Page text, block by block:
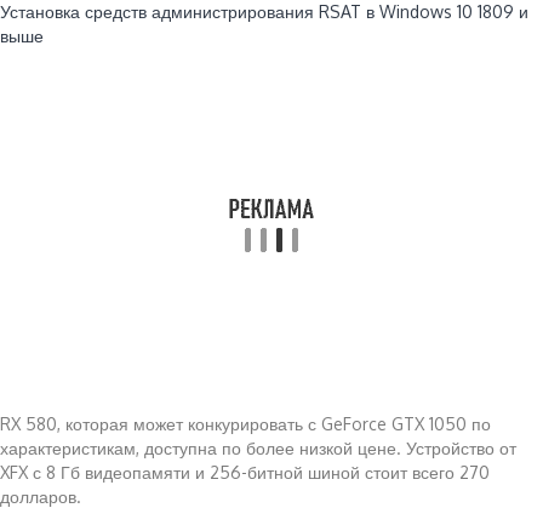
Установка средств администрирования RSAT в Windows 10 1809 и
выше
RX 580, которая может конкурировать с GeForce GTX 1050 по
характеристикам, доступна по более низкой цене. Устройство от
XFX с 8 Гб видеопамяти и 256-битной шиной стоит всего 270
долларов.